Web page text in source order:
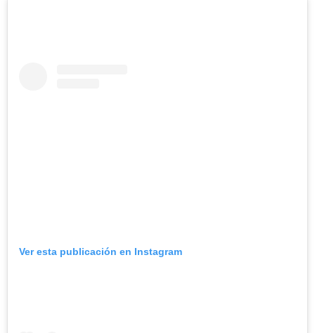
Ver esta publicación en Instagram